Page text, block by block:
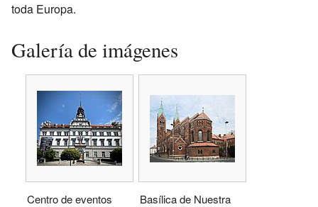
toda Europa.
Galería de imágenes
Centro de eventos
Basílica de Nuestra